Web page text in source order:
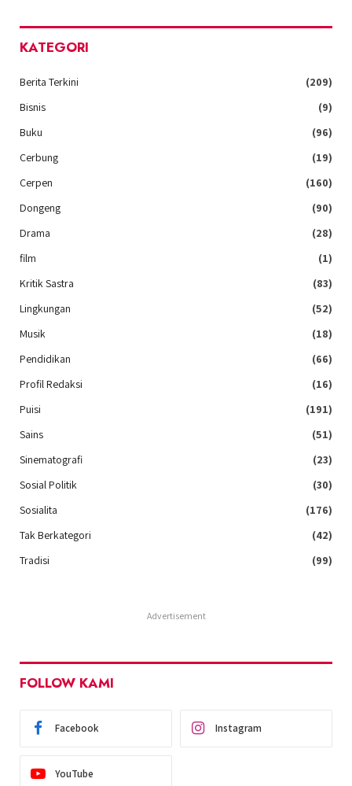
KATEGORI
Berita Terkini
(209)
Bisnis
(9)
Buku
(96)
Cerbung
(19)
Cerpen
(160)
Dongeng
(90)
Drama
(28)
film
(1)
Kritik Sastra
(83)
Lingkungan
(52)
Musik
(18)
Pendidikan
(66)
Profil Redaksi
(16)
Puisi
(191)
Sains
(51)
Sinematografi
(23)
Sosial Politik
(30)
Sosialita
(176)
Tak Berkategori
(42)
Tradisi
(99)
Advertisement
FOLLOW KAMI
Facebook Instagram
YouTube